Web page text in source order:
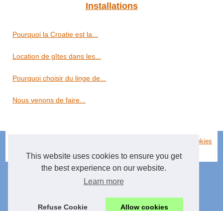
This website uses cookies to ensure you get
the best experience on our website.
Learn more
Refuse Cookie Allow cookies
Installations
Pourquoi la Croatie est la...
Location de gîtes dans les...
Pourquoi choisir du linge de...
Nous venons de faire...
Cookies
Policy